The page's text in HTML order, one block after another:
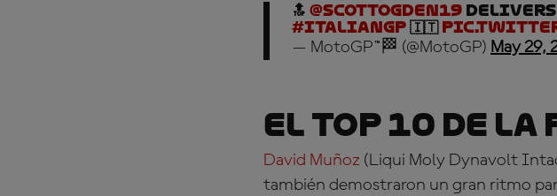
🔝 @ScottOgden19 delivers
#ItalianGP🇮🇹
— MotoGP™🏁 (@MotoGP) May 29,
El Top 10 de la
David Muñoz (Liqui Moly Dynavolt
también demostraron un gran ritmo